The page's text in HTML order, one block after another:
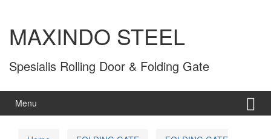
MAXINDO STEEL
Spesialis Rolling Door & Folding Gate
Menu